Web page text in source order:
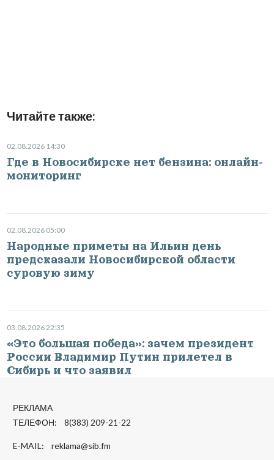
Читайте также:
02.08.2026 14:30
Где в Новосибирске нет бензина: онлайн-
мониторинг
02.08.2026 05:00
Народные приметы на Ильин день
предсказали Новосибирской области
суровую зиму
03.08.2026 22:35
«Это большая победа»: зачем президент
России Владимир Путин прилетел в
Сибирь и что заявил
РЕКЛАМА
ТЕЛЕФОН: 8(383) 209-21-22
E-MAIL: reklama@sib.fm